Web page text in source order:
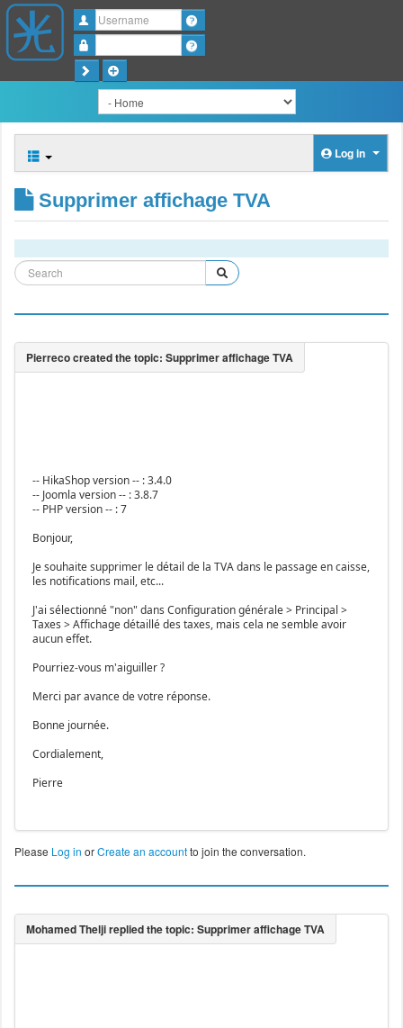
Username
Log in
Supprimer affichage TVA
-- HikaShop version -- : 3.4.0
-- Joomla version -- : 3.8.7
-- PHP version -- : 7
Bonjour,
Je souhaite supprimer le détail de la TVA dans le passage en caisse,
les notifications mail, etc...
J'ai sélectionné "non" dans Configuration générale > Principal >
Taxes > Affichage détaillé des taxes, mais cela ne semble avoir
aucun effet.
Pourriez-vous m'aiguiller ?
Merci par avance de votre réponse.
Bonne journée.
Cordialement,
Pierre
Please Log in orCreate an accountto join the conversation.